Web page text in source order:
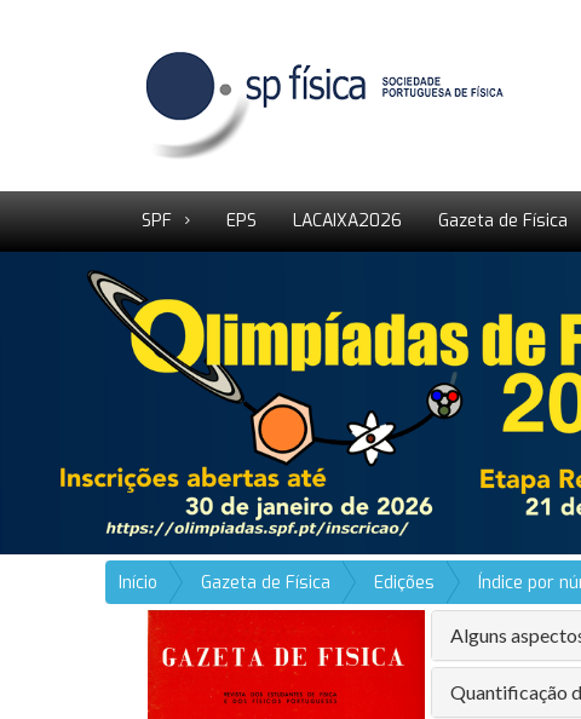
SPF EPS LACAIXA2026 Gazeta de Física
Início Gazeta de Física Edições Índice por
Alguns
Quantificação